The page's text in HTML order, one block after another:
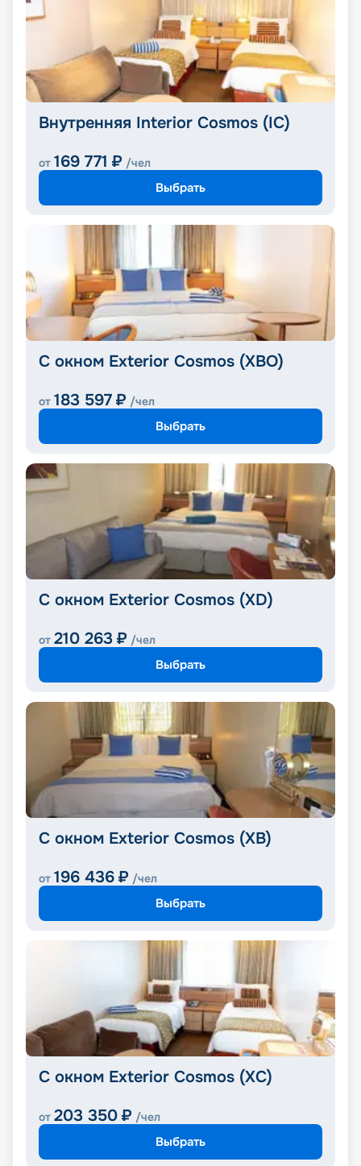
Внутренняя Interior Cosmos (IC)
от 169 771 ₽ /чел
Выбрать
С окном Exterior Cosmos (XBO)
от 183 597 ₽ /чел
Выбрать
С окном Exterior Cosmos (XD)
от 210 263 ₽ /чел
Выбрать
С окном Exterior Cosmos (XB)
от 196 436 ₽ /чел
Выбрать
С окном Exterior Cosmos (XС)
от 203 350 ₽ /чел
Выбрать